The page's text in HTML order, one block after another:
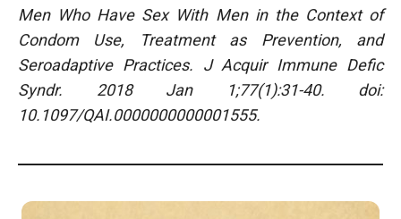
Men Who Have Sex With Men in the Context of
Condom Use, Treatment as Prevention, and
Seroadaptive Practices. J Acquir Immune Defic
Syndr. 2018 Jan 1;77(1):31-40. doi:
10.1097/QAI.0000000000001555.